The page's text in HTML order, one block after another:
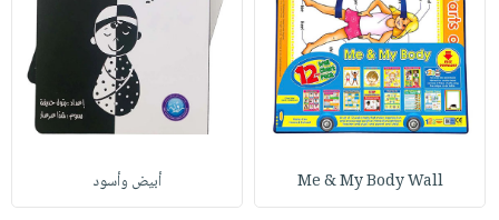
Me & My Body Wall أبيض وأسود